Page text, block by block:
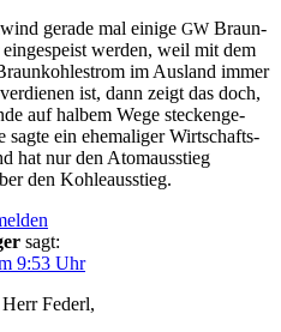
gera­de mal eini­ge GW Braun­
wer­den, weil mit dem
im Aus­land immer
ist, dann zeigt das doch,
auf hal­bem Wege ste­cken­ge­
sag­te ein ehe­ma­li­ger Wirt­schafts­
hat nur den Atom­aus­stieg
den Kohleausstieg.
sagt:
9:53 Uhr
Federl,